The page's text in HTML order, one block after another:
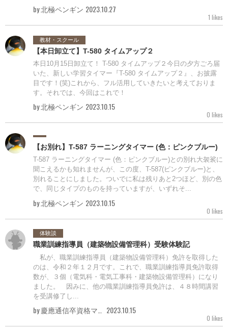
by 北極ペンギン 2023.10.27
1 likes
教材・スクール
【本日卸立て】T-580 タイムアップ２
本日10月15日卸立て！ T-580 タイムアップ２今日の夕方ごろ届
いた、新しい学習タイマー『T-580 タイムアップ２』、お披露
目です！(笑)これから、フル活用していきたいと考えておりま
す。それでは、今回はこれで！
by 北極ペンギン 2023.10.15
0 likes
【お別れ】T-587 ラーニングタイマー (色：ピンクブルー)
T-587 ラーニングタイマー (色：ピンクブルー)との別れ大袈裟に
聞こえるかも知れませんが、この度、T-587(ピンクブルー)と、
別れることにしました。ついでに私は残りあと2つほど、別の色
で、同じタイプのものを持っていますが、いずれそ...
by 北極ペンギン 2023.10.15
0 likes
体験談
職業訓練指導員（建築物設備管理科）受験体験記
私が、職業訓練指導員（建築物設備管理科）免許を取得した
のは、令和２年１２月です。これで、職業訓練指導員免許取得
数が、３個（電気科・電気工事科・建築物設備管理科）になり
ました。 因みに、他の職業訓練指導員免許は、４８時間講習
を受講修了し...
2023.10.15
0 likes